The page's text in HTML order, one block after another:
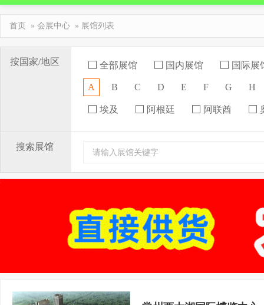
首页 » 会展中心 » 展馆列表
按国家/地区 全部展馆 国内展馆 国际展
A B C D E F G H
埃及 阿根廷 阿联酋
搜索展馆